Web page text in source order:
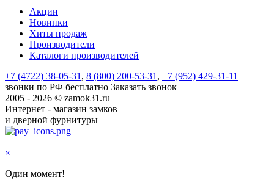
Акции
Новинки
Хиты продаж
Производители
Каталоги производителей
+7 (4722) 38-05-31, 8 (800) 200-53-31, +7 (952) 429-31-11
звонки по РФ бесплатно Заказать звонок
2005 - 2026 © zamok31.ru
Интернет - магазин замков
и дверной фурнитуры
×
Один момент!